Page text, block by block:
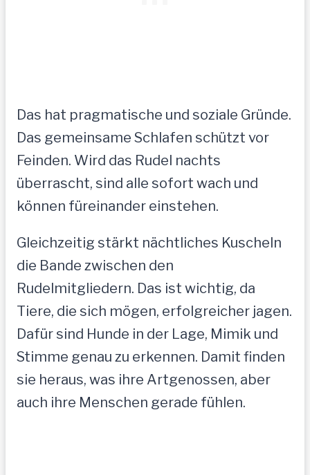
Das hat pragmatische und soziale Gründe.
Das gemeinsame Schlafen schützt vor
Feinden. Wird das Rudel nachts
überrascht, sind alle sofort wach und
können füreinander einstehen.
Gleichzeitig stärkt nächtliches Kuscheln
die Bande zwischen den
Rudelmitgliedern. Das ist wichtig, da
Tiere, die sich mögen, erfolgreicher jagen.
Dafür sind Hunde in der Lage, Mimik und
Stimme genau zu erkennen. Damit finden
sie heraus, was ihre Artgenossen, aber
auch ihre Menschen gerade fühlen.